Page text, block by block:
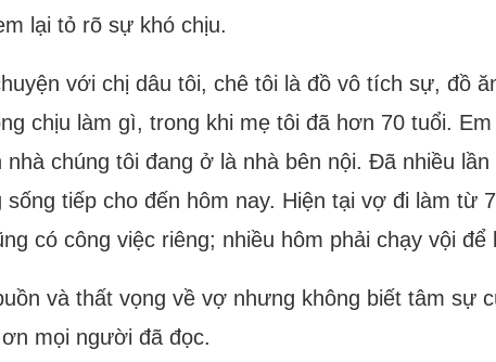
lại tỏ rõ sự khó chịu.
với chị dâu tôi, chê tôi là đồ vô tích sự, đồ
chịu làm gì, trong khi mẹ tôi đã hơn 70 tuổi.
chúng tôi đang ở là nhà bên nội. Đã nhiều
sống tiếp cho đến hôm nay. Hiện tại vợ đi làm
có công việc riêng; nhiều hôm phải chạy vội
và thất vọng về vợ nhưng không biết tâm sự
mọi người đã đọc.